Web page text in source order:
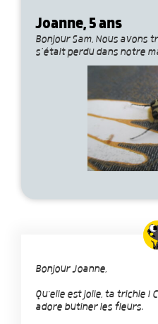
Joanne, 5 ans
Bonjour Sam, Nous avons
s’était perdu dans notre
Bonjour Joanne,
Qu'elle est jolie, ta trichie !
adore butiner les fleurs.